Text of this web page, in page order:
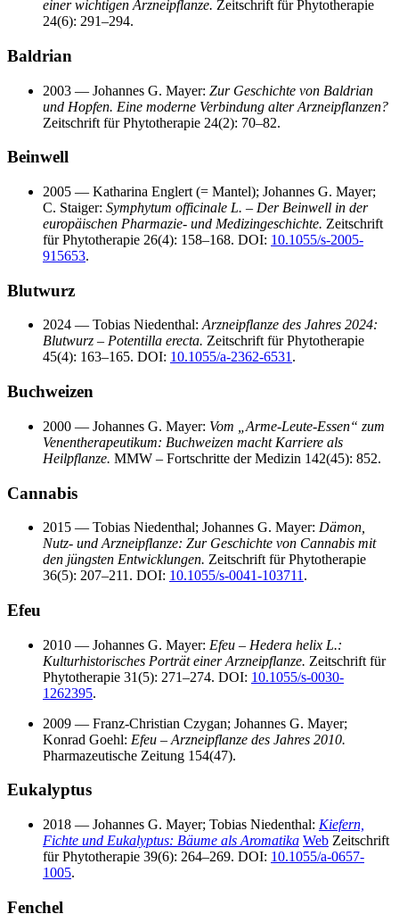
einer wichtigen Arzneipflanze. Zeitschrift für Phytotherapie
24(6): 291–294.
Baldrian
2003 — Johannes G. Mayer: Zur Geschichte von Baldrian
und Hopfen. Eine moderne Verbindung alter Arzneipflanzen?
Zeitschrift für Phytotherapie 24(2): 70–82.
Beinwell
2005 — Katharina Englert (= Mantel); Johannes G. Mayer;
C. Staiger: Symphytum officinale L. – Der Beinwell in der
europäischen Pharmazie‑ und Medizingeschichte. Zeitschrift
für Phytotherapie 26(4): 158–168. DOI: 10.1055/s-2005-
915653.
Blutwurz
2024 — Tobias Niedenthal:Arzneipflanze des Jahres 2024:
Blutwurz – Potentilla erecta. Zeitschrift für Phytotherapie
45(4): 163–165. DOI: 10.1055/a-2362-6531.
Buchweizen
2000 — Johannes G. Mayer: Vom „Arme‑Leute‑Essen“ zum
Venentherapeutikum: Buchweizen macht Karriere als
Heilpflanze. MMW – Fortschritte der Medizin 142(45): 852.
Cannabis
2015 — Tobias Niedenthal; Johannes G. Mayer: Dämon,
Nutz‑ und Arzneipflanze: Zur Geschichte von Cannabis mit
den jüngsten Entwicklungen. Zeitschrift für Phytotherapie
36(5): 207–211. DOI: 10.1055/s-0041-103711 .
Efeu
2010 — Johannes G. Mayer: Efeu – Hedera helix L.:
Kulturhistorisches Porträt einer Arzneipflanze. Zeitschrift für
Phytotherapie 31(5): 271–274. DOI: 10.1055/s-0030-
1262395.
2009 — Franz-Christian Czygan; Johannes G. Mayer;
Konrad Goehl: Efeu – Arzneipflanze des Jahres 2010.
Pharmazeutische Zeitung 154(47).
Eukalyptus
2018 — Johannes G. Mayer; Tobias Niedenthal: Kiefern,
Fichte und Eukalyptus: Bäume als Aromatika Web Zeitschrift
für Phytotherapie 39(6): 264–269. DOI: 10.1055/a-0657-
1005.
Fenchel